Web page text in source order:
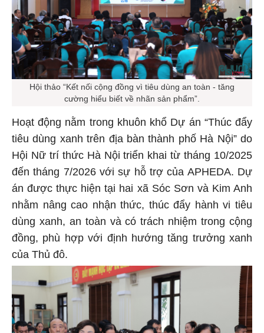
Hội thảo “Kết nối cộng đồng vì tiêu dùng an toàn - tăng
cường hiểu biết về nhãn sản phẩm”.
Hoạt động nằm trong khuôn khổ Dự án “Thúc đẩy
tiêu dùng xanh trên địa bàn thành phố Hà Nội” do
Hội Nữ trí thức Hà Nội triển khai từ tháng 10/2025
đến tháng 7/2026 với sự hỗ trợ của APHEDA. Dự
án được thực hiện tại hai xã Sóc Sơn và Kim Anh
nhằm nâng cao nhận thức, thúc đẩy hành vi tiêu
dùng xanh, an toàn và có trách nhiệm trong cộng
đồng, phù hợp với định hướng tăng trưởng xanh
của Thủ đô.